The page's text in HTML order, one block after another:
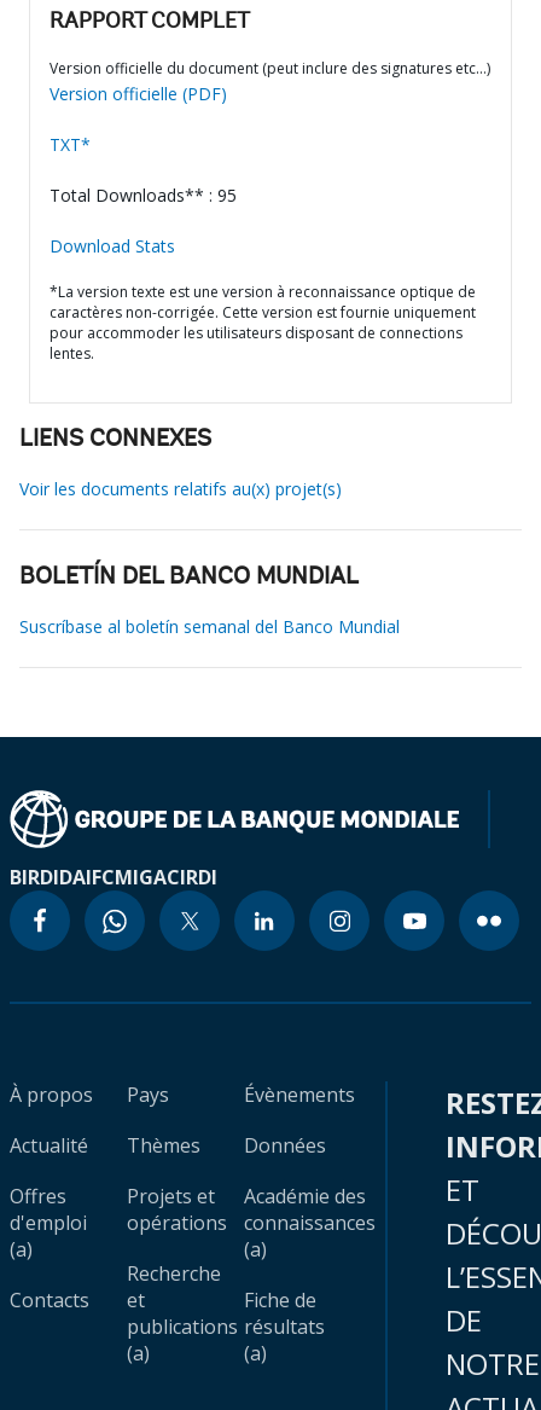
RAPPORT COMPLET
Version officielle du document (peut inclure des signatures etc…)
Version officielle (PDF)
TXT*
Total Downloads** : 95
Download Stats
*La version texte est une version à reconnaissance optique de
caractères non-corrigée. Cette version est fournie uniquement
pour accommoder les utilisateurs disposant de connections
lentes.
LIENS CONNEXES
Voir les documents relatifs au(x) projet(s)
BOLETÍN DEL BANCO MUNDIAL
Suscríbase al boletín semanal del Banco Mundial
BIRDIDAIFCMIGACIRDI
À propos
Actualité
Offres
d'emploi
(a)
Contacts
Pays
Thèmes
Projets et
opérations
Recherche
et
publications
(a)
Évènements
Données
Académie des
connaissances
(a)
Fiche de
résultats
(a)
ET
DE
NOTRE